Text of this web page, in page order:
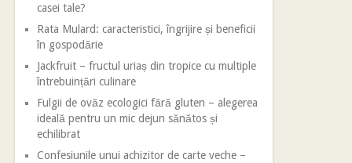
casei tale?
Rata Mulard: caracteristici, îngrijire și beneficii
în gospodărie
Jackfruit – fructul uriaș din tropice cu multiple
întrebuințări culinare
Fulgii de ovăz ecologici fără gluten – alegerea
ideală pentru un mic dejun sănătos și
echilibrat
Confesiunile unui achizitor de carte veche –